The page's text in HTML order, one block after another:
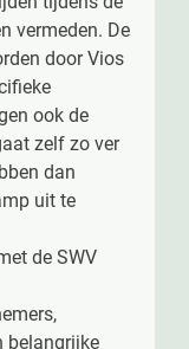
vermeden. De
door Vios
ook de
zelf zo ver
dan
uit te
de SWV
belangrijke